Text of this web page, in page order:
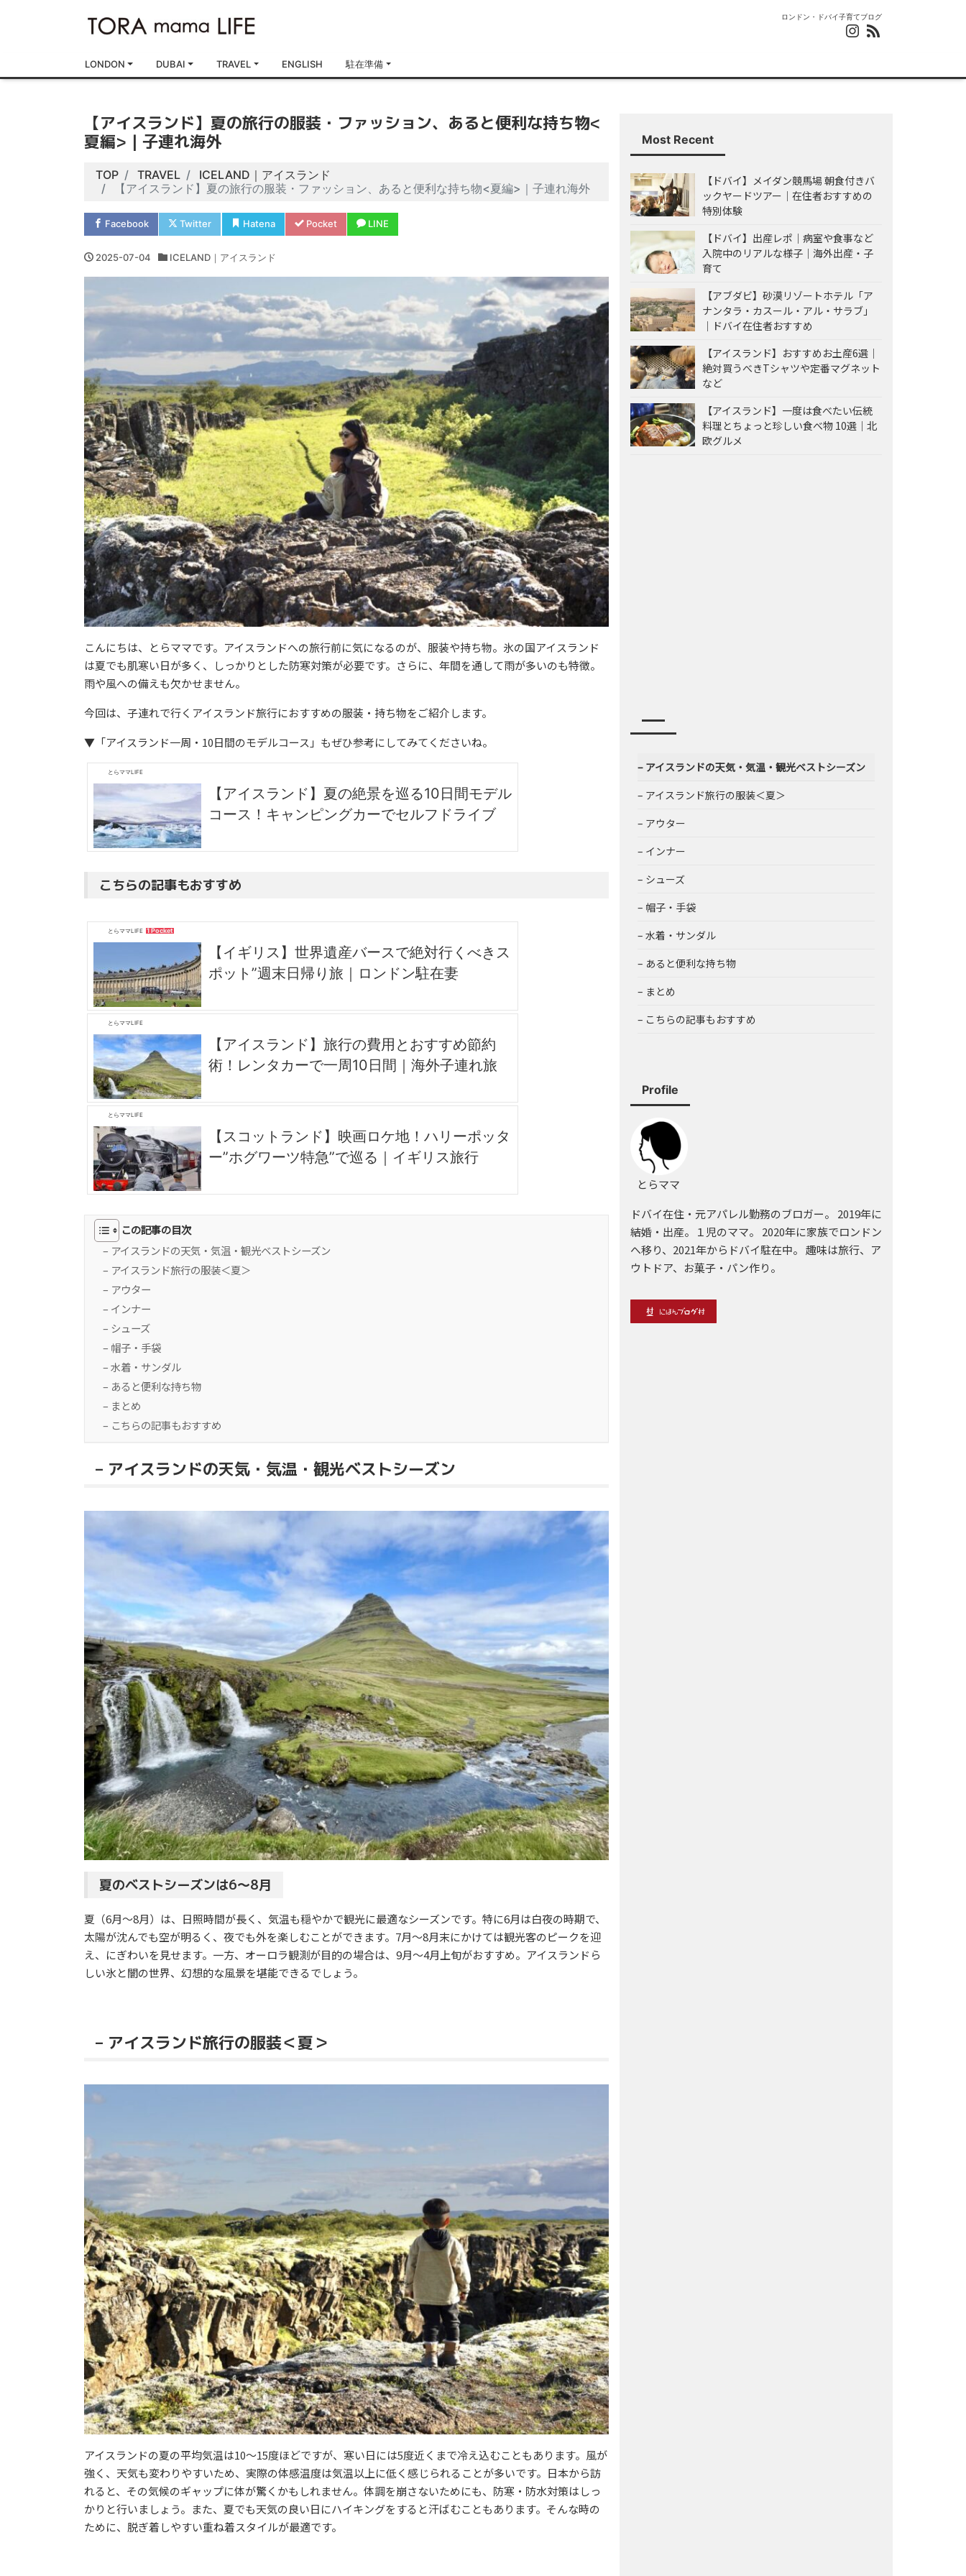
ロンドン・ドバイ子育てブログ
LONDON DUBAI TRAVEL ENGLISH 駐在準備
【アイスランド】夏の旅行の服装・ファッション、あると便利な持ち物<
夏編>｜子連れ海外
TOP TRAVEL
ICELAND｜アイスランド
【アイスランド】夏の旅行の服装・ファッション、あると便利な持ち物<夏編>｜子連れ海外
Facebook Twitter Hatena Pocket LINE
2025-07-04 ICELAND｜アイスランド
こんにちは、とらママです。アイスランドへの旅行前に気になるのが、服装や持ち物。氷の国アイスランド
は夏でも肌寒い日が多く、しっかりとした防寒対策が必要です。さらに、年間を通して雨が多いのも特徴。
雨や風への備えも欠かせません。
今回は、子連れで行くアイスランド旅行におすすめの服装・持ち物をご紹介します。
▼「アイスランド一周・10日間のモデルコース」もぜひ参考にしてみてくださいね。
とらママLIFE
【アイスランド】夏の絶景を巡る10日間モデル
コース！キャンピングカーでセルフドライブ
こちらの記事もおすすめ
とらママLIFE 1 Pocket
【イギリス】世界遺産バースで絶対行くべきス
ポット”週末日帰り旅｜ロンドン駐在妻
とらママLIFE
【アイスランド】旅行の費用とおすすめ節約
術！レンタカーで一周10日間｜海外子連れ旅
とらママLIFE
【スコットランド】映画ロケ地！ハリーポッタ
ー”ホグワーツ特急”で巡る｜イギリス旅行
この記事の目次
– アイスランドの天気・気温・観光ベストシーズン
– アイスランド旅行の服装＜夏＞
– アウター
– インナー
– シューズ
– 帽子・手袋
– 水着・サンダル
– あると便利な持ち物
– まとめ
– こちらの記事もおすすめ
– アイスランドの天気・気温・観光ベストシーズン
夏のベストシーズンは6〜8月
夏（6月〜8月）は、日照時間が長く、気温も穏やかで観光に最適なシーズンです。特に6月は白夜の時期で、
太陽が沈んでも空が明るく、夜でも外を楽しむことができます。7月〜8月末にかけては観光客のピークを迎
え、にぎわいを見せます。一方、オーロラ観測が目的の場合は、9月〜4月上旬がおすすめ。アイスランドら
しい氷と闇の世界、幻想的な風景を堪能できるでしょう。
– アイスランド旅行の服装＜夏＞
アイスランドの夏の平均気温は10〜15度ほどですが、寒い日には5度近くまで冷え込むこともあります。風が
強く、天気も変わりやすいため、実際の体感温度は気温以上に低く感じられることが多いです。日本から訪
れると、その気候のギャップに体が驚くかもしれません。体調を崩さないためにも、防寒・防水対策はしっ
かりと行いましょう。また、夏でも天気の良い日にハイキングをすると汗ばむこともあります。そんな時の
ために、脱ぎ着しやすい重ね着スタイルが最適です。
Most Recent
【ドバイ】メイダン競馬場 朝食付きバ
ックヤードツアー｜在住者おすすめの
特別体験
【ドバイ】出産レポ｜病室や食事など
入院中のリアルな様子｜海外出産・子
育て
【アブダビ】砂漠リゾートホテル「ア
ナンタラ・カスール・アル・サラブ」
｜ドバイ在住者おすすめ
【アイスランド】おすすめお土産6選｜
絶対買うべきTシャツや定番マグネット
など
【アイスランド】一度は食べたい伝統
料理とちょっと珍しい食べ物 10選｜北
欧グルメ
– アイスランドの天気・気温・観光ベストシーズン
– アイスランド旅行の服装＜夏＞
– アウター
– インナー
– シューズ
– 帽子・手袋
– 水着・サンダル
– あると便利な持ち物
– まとめ
– こちらの記事もおすすめ
Profile
とらママ
ドバイ在住・元アパレル勤務のブロガー。 2019年に
結婚・出産。１児のママ。 2020年に家族でロンドン
へ移り、2021年からドバイ駐在中。 趣味は旅行、ア
ウトドア、お菓子・パン作り。